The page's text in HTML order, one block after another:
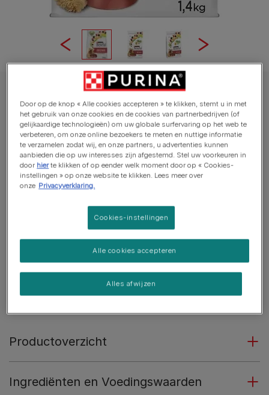
BENEFUL® Original met Rund, Tuingroenten en Vitaminen hondenvoer
BENEFUL® Original met Rund, Tuingroenten
en Vitaminen hondenvoer
Average:5 (1vote)
Beschikbare formaten:
100% Compleet en Uitgebalanceerd.
Combinatie van verschillende vormen.
Geen toegevoegde kleurstoffen.
Zie meer
Productoverzicht
Ingrediënten en Voedingswaarden
Door op de knop « Alle cookies accepteren » te klikken, stemt u in met
het gebruik van onze cookies en de cookies van partnerbedrijven (of
gelijkaardige technologieën) om uw globale surfervaring op het web te
verbeteren, om onze online bezoekers te meten en nuttige informatie
te verzamelen zodat wij, en onze partners, u advertenties kunnen
aanbieden die op uw interesses zijn afgestemd. Stel uw voorkeuren in
door hierte klikken of op eender welk moment door op « Cookies-
instellingen » op onze website te klikken. Lees meer over
onze Privacyverklaring.
Cookies-instellingen
Alles afwijzen
Alle cookies accepteren